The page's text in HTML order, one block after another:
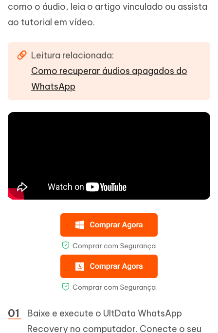
como o áudio, leia o artigo vinculado ou assista
ao tutorial em vídeo.
Leitura relacionada:
Como recuperar áudios apagados do
WhatsApp
Baixe e execute o UltData WhatsApp
Recovery no computador. Conecte o seu